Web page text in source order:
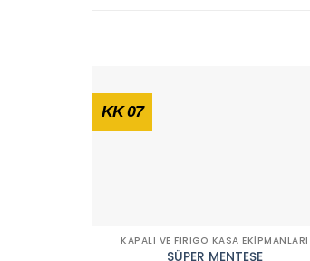
KK 07
KAPALI VE FIRIGO KASA EKIPMANLARI
SÜPER MENTEŞE